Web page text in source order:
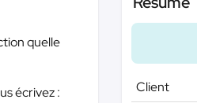
quelle
écrivez :
Client